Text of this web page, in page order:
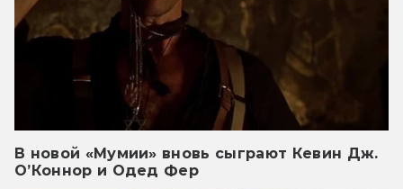
В новой «Мумии» вновь сыграют Кевин Дж.
О’Коннор и Одед Фер